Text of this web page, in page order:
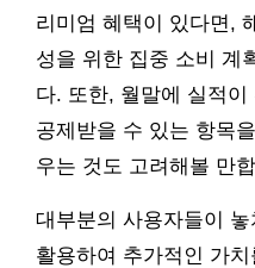
리미엄 혜택이 있다면,
성을 위한 집중 소비 계
다. 또한, 월말에 실적
공제받을 수 있는 항목
우는 것도 고려해볼 만
대부분의 사용자들이
활용하여 추가적인 가